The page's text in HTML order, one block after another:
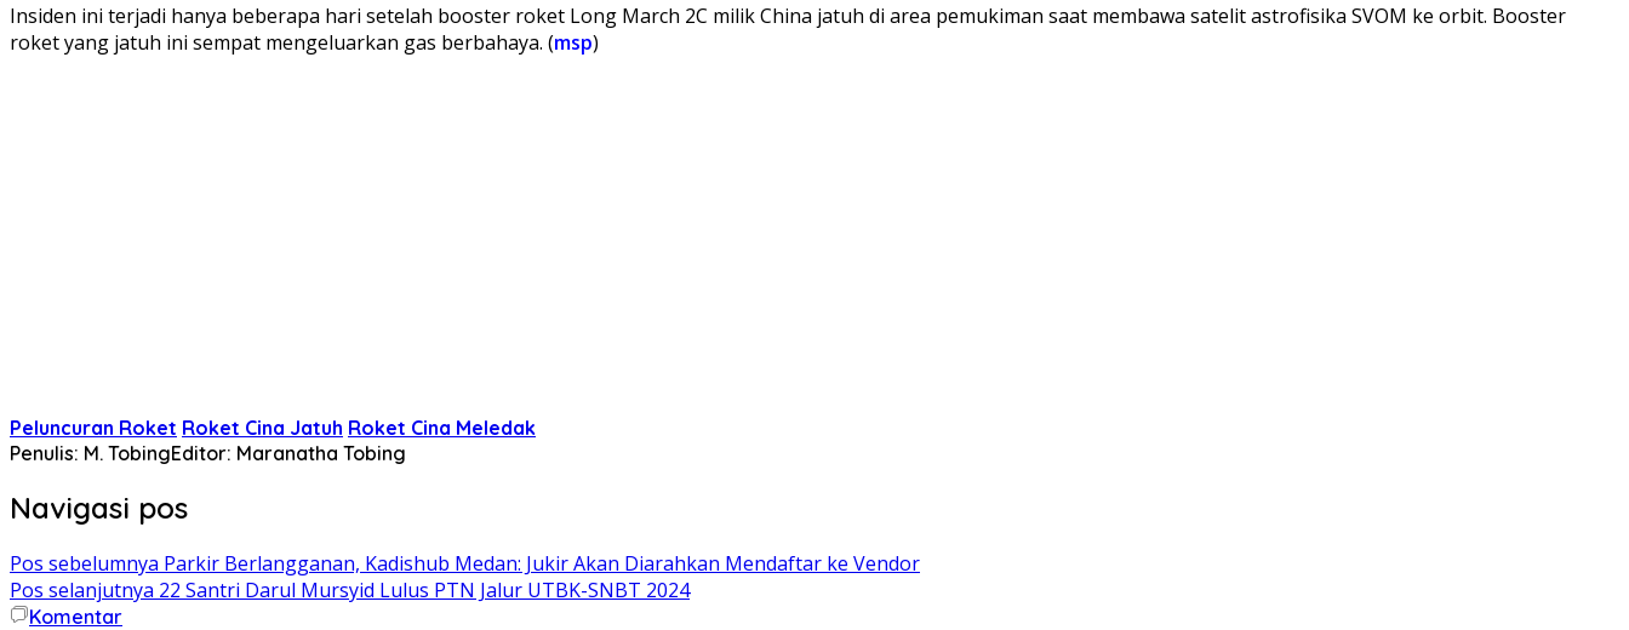
Insiden ini terjadi hanya beberapa hari setelah booster roket Long March 2C milik China jatuh di area pemukiman saat membawa satelit astrofisika SVOM ke orbit. Booster
roket yang jatuh ini sempat mengeluarkan gas berbahaya. (msp)
Peluncuran Roket Roket Cina Jatuh Roket Cina Meledak
Penulis: M. TobingEditor: Maranatha Tobing
Navigasi pos
Pos sebelumnya Parkir Berlangganan, Kadishub Medan: Jukir Akan Diarahkan Mendaftar ke Vendor
Pos selanjutnya 22 Santri Darul Mursyid Lulus PTN Jalur UTBK-SNBT 2024
Komentar